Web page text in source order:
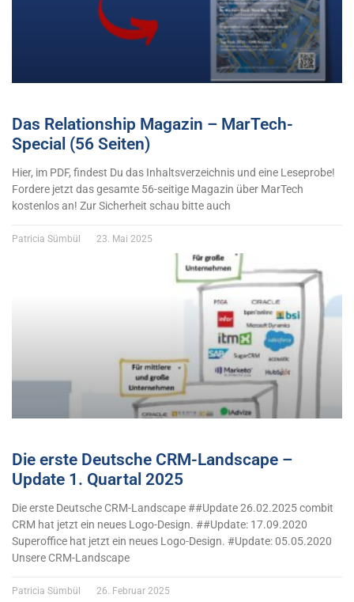
Das Relationship Magazin – MarTech-
Special (56 Seiten)
Hier, im PDF, findest Du das Inhaltsverzeichnis und eine Leseprobe!
Fordere jetzt das gesamte 56-seitige Magazin über MarTech
kostenlos an! Zur Sicherheit schau bitte auch
Patricia Sümbül 23. Mai 2025
Die erste Deutsche CRM-Landscape –
Update 1. Quartal 2025
Die erste Deutsche CRM-Landscape ##Update 26.02.2025 combit
CRM hat jetzt ein neues Logo-Design. ##Update: 17.09.2020
Superoffice hat jetzt ein neues Logo-Design. #Update: 05.05.2020
Unsere CRM-Landscape
Patricia Sümbül 26. Februar 2025